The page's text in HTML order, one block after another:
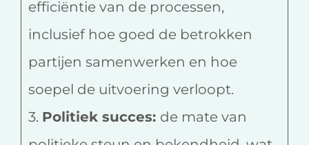
efficiëntie van de processen,
inclusief hoe goed de betrokken
partijen samenwerken en hoe
soepel de uitvoering verloopt.
3. Politiek succes: de mate van